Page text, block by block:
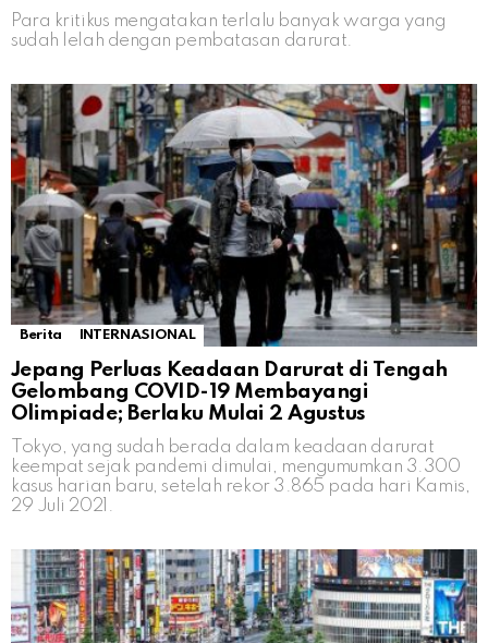
Para kritikus mengatakan terlalu banyak warga yang
sudah lelah dengan pembatasan darurat.
Berita INTERNASIONAL
Jepang Perluas Keadaan Darurat di Tengah
Gelombang COVID-19 Membayangi
Olimpiade; Berlaku Mulai 2 Agustus
Tokyo, yang sudah berada dalam keadaan darurat
keempat sejak pandemi dimulai, mengumumkan 3.300
kasus harian baru, setelah rekor 3.865 pada hari Kamis,
29 Juli 2021.